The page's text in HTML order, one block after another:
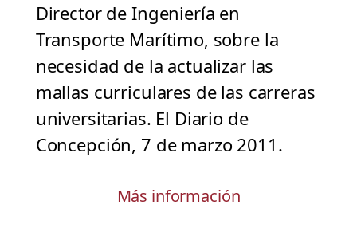
Director de Ingeniería en
Transporte Marítimo, sobre la
necesidad de la actualizar las
mallas curriculares de las carreras
universitarias. El Diario de
Concepción, 7 de marzo 2011.
Más información